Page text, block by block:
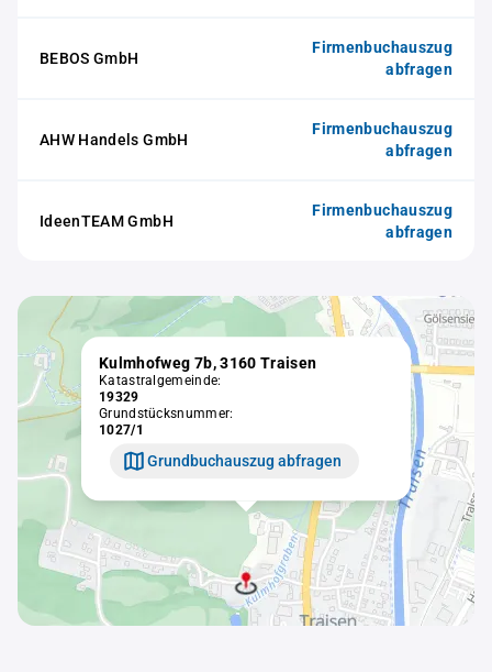
BEBOS GmbH
Firmenbuchauszug
abfragen
AHW Handels GmbH
Firmenbuchauszug
abfragen
IdeenTEAM GmbH
Firmenbuchauszug
abfragen
Kulmhofweg 7b, 3160 Traisen
Katastralgemeinde:
19329
Grundstücksnummer:
1027/1
Grundbuchauszug abfragen